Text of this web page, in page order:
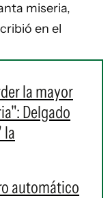
miseria,
en el
la mayor
Delgado
la
automático